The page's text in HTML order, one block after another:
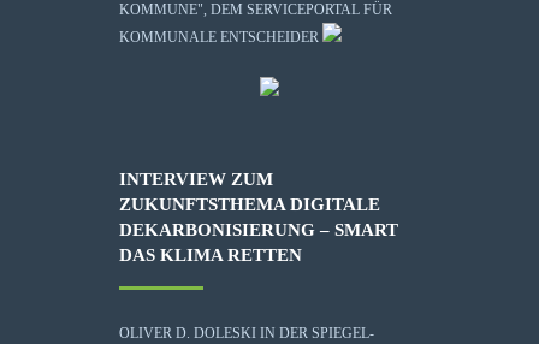
KOMMUNE", DEM SERVICEPORTAL FÜR
KOMMUNALE ENTSCHEIDER
INTERVIEW ZUM
ZUKUNFTSTHEMA DIGITALE
DEKARBONISIERUNG – SMART
DAS KLIMA RETTEN
OLIVER D. DOLESKI IN DER SPIEGEL-